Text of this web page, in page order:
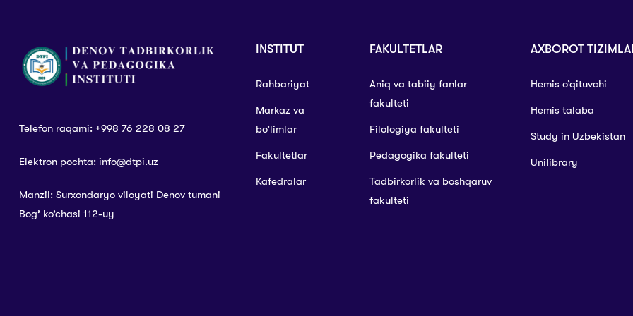
Telefon raqami: +998 76 228 08 27
Elektron pochta: info@dtpi.uz
Manzil: Surxondaryo viloyati Denov tumani
Bog’ ko’chasi 112-uy
INSTITUT
Rahbariyat
Markaz va
bo’limlar
Fakultetlar
Kafedralar
FAKULTETLAR
Aniq va tabiiy fanlar
fakulteti
Filologiya fakulteti
Pedagogika fakulteti
Tadbirkorlik va boshqaruv
fakulteti
AXBOROT
Hemis o’qituvchi
Hemis talaba
Study in Uzbekistan
Unilibrary